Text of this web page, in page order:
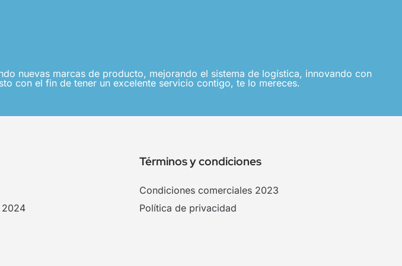
nuevas marcas de producto, mejorando el sistema de logística, innovando con
con el fin de tener un excelente servicio contigo, te lo mereces.
2024
Términos y condiciones
Condiciones comerciales 2023
Política de privacidad